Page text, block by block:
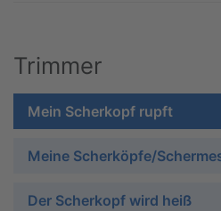
Trimmer
Mein Scherkopf rupft
Meine Scherköpfe/
Der Scherkopf wird heiß